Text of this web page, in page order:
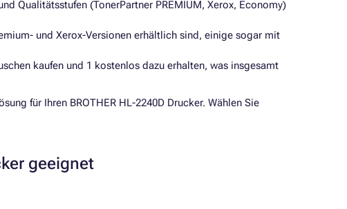
Qualitätsstufen (TonerPartner PREMIUM, Xerox, Economy)
und Xerox-Versionen erhältlich sind, einige sogar mit
kaufen und 1 kostenlos dazu erhalten, was insgesamt
für Ihren BROTHER HL-2240D Drucker. Wählen Sie
geeignet